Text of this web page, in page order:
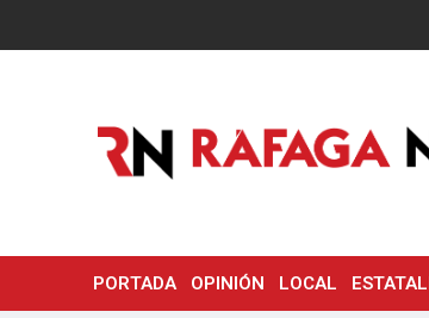
PORTADA OPINIÓN LOCAL